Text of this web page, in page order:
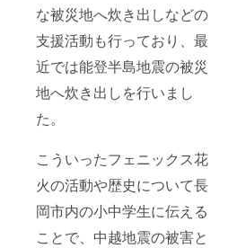
な被災地へ炊き出しなどの
支援活動も行っており、最
近では能登半島地震の被災
地へ炊き出しを行いまし
た。
こういったフェニックス花
火の活動や歴史について長
岡市内の小中学生に伝える
ことで、中越地震の被害と